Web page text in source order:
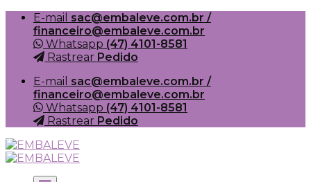
Skip
content
E-mail sac@embaleve.com.br /
financeiro@embaleve.com.br
Whatsapp (47) 4101-8581
Rastrear Pedido
E-mail sac@embaleve.com.br /
financeiro@embaleve.com.br
Whatsapp (47) 4101-8581
Rastrear Pedido